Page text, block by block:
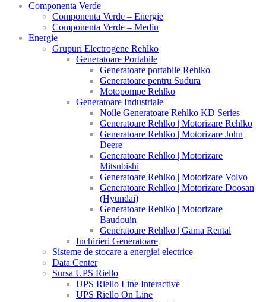
Componenta Verde
Componenta Verde – Energie
Componenta Verde – Mediu
Energie
Grupuri Electrogene Rehlko
Generatoare Portabile
Generatoare portabile Rehlko
Generatoare pentru Sudura
Motopompe Rehlko
Generatoare Industriale
Noile Generatoare Rehlko KD Series
Generatoare Rehlko | Motorizare Rehlko
Generatoare Rehlko | Motorizare John
Deere
Generatoare Rehlko | Motorizare
Mitsubishi
Generatoare Rehlko | Motorizare Volvo
Generatoare Rehlko | Motorizare Doosan
(Hyundai)
Generatoare Rehlko | Motorizare
Baudouin
Generatoare Rehlko | Gama Rental
Inchirieri Generatoare
Sisteme de stocare a energiei electrice
Data Center
Sursa UPS Riello
UPS Riello Line Interactive
UPS Riello On Line